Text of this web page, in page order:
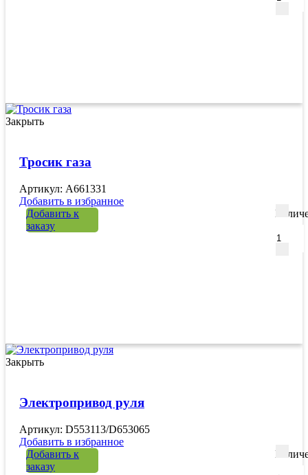
Закрыть
Тросик газа
Артикул: A661331
Добавить в избранное
Добавить к
заказу
Закрыть
Электропривод руля
Артикул: D553113/D653065
Добавить в избранное
Добавить к
заказу